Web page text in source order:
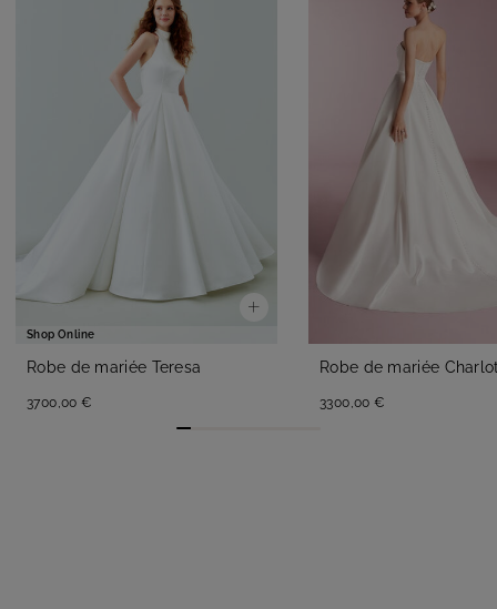
Shop Online
Robe de mariée Teresa
3700,00 €
Robe de mariée
3300,00 €